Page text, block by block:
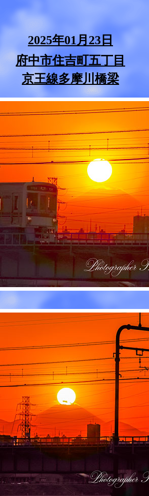
2025年01月23日
府中市住吉町五丁目
京王線多摩川橋梁